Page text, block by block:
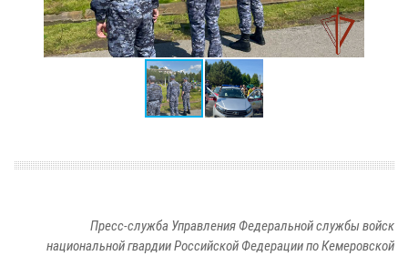
Пресс-служба Управления Федеральной службы войск
национальной гвардии Российской Федерации по Кемеровской